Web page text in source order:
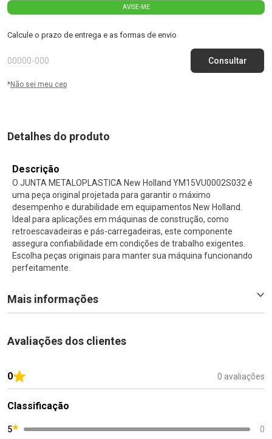
AVISE-ME
Calcule o prazo de entrega e as formas de envio
*Não sei meu cep
Detalhes do produto
Descrição
O JUNTA METALOPLASTICA New Holland YM15VU0002S032 é
uma peça original projetada para garantir o máximo
desempenho e durabilidade em equipamentos New Holland.
Ideal para aplicações em máquinas de construção, como
retroescavadeiras e pás-carregadeiras, este componente
assegura confiabilidade em condições de trabalho exigentes.
Escolha peças originais para manter sua máquina funcionando
perfeitamente.
Mais informações
Avaliações dos clientes
0 0 avaliações
Classificação
5
0